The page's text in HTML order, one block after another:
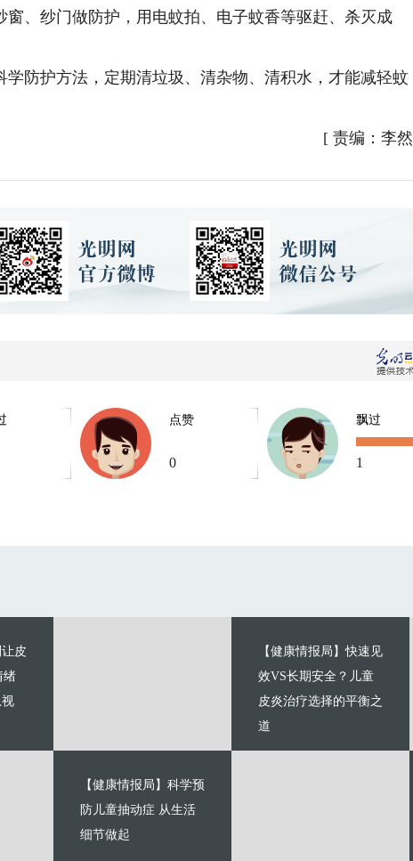
窗、纱门做防护，用电蚊拍、电子蚊香等驱赶、杀灭成
防护方法，定期清垃圾、清杂物、清积水，才能减轻蚊
[ 责编：李然
点赞
0
飘过
1
让皮
绪
【健康情报局】快速见
效VS长期安全？儿童
皮炎治疗选择的平衡之
道
【健康情报局】科学预
防儿童抽动症 从生活
细节做起